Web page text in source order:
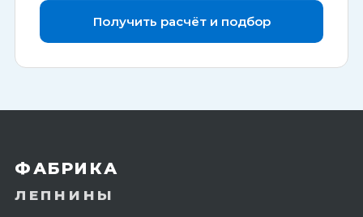
Получить расчёт и подбор
ФАБРИКА
ЛЕПНИНЫ